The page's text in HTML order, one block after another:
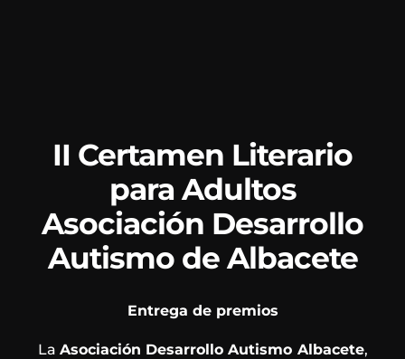
II Certamen Literario
para Adultos
Asociación Desarrollo
Autismo de Albacete
Entrega de premios
La Asociación Desarrollo Autismo Albacete,